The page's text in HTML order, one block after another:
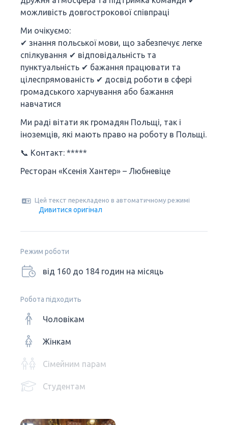
можливість довгострокової співпраці
Ми очікуємо:
✔ знання польської мови, що забезпечує легке
спілкування ✔ відповідальність та
пунктуальність ✔ бажання працювати та
цілеспрямованість ✔ досвід роботи в сфері
громадського харчування або бажання
навчатися
Ми раді вітати як громадян Польщі, так і
іноземців, які мають право на роботу в Польщі.
📞 Контакт: *****
Ресторан «Ксенія Хантер» – Любневіце
Цей текст перекладено в автоматичному режимі
Дивитися оригінал
Режим роботи
від 160 до 184 годин на місяць
Робота підходить
Чоловікам
Жінкам
Сімейним парам
Студентам